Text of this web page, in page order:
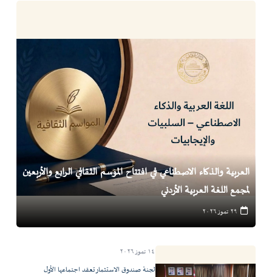
العربية والذكاء الاصطناعي في افتتاح الموسم الثقافي الرابع والأربعين
لمجمع اللغة العربية الأردني
٢٩ تموز ٢٠٢٦
١٤ تموز ٢٠٢٦
لجنة صندوق الاستثمار تعقد اجتماعها الأول